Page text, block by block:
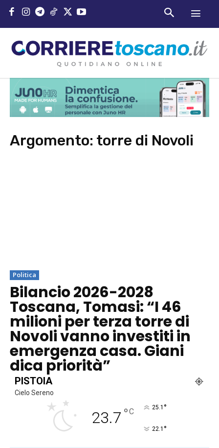
Argomento: torre di Novoli
Politica
Bilancio 2026-2028
Toscana, Tomasi: “I 46
milioni per terza torre di
Novoli vanno investiti in
emergenza casa. Giani
dica priorità”
PISTOIA
Cielo Sereno
23.7 °C 25.1 °
22.1 °